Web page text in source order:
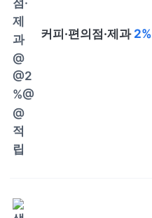
커피·편의점·제과 2%